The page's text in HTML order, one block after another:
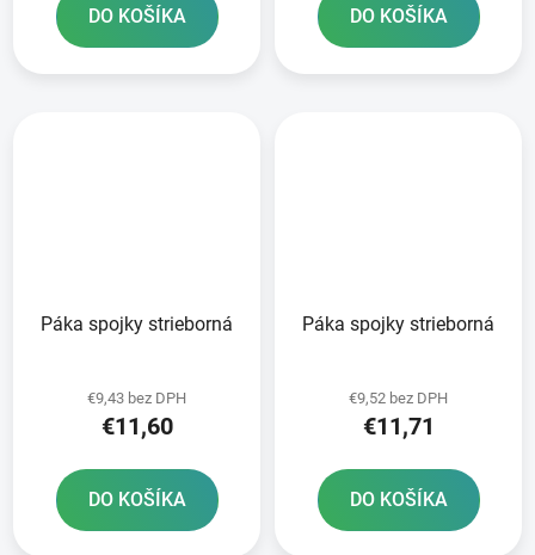
DO KOŠÍKA DO KOŠÍKA
Páka spojky strieborná
€9,43 bez DPH
€11,60
DO KOŠÍKA
Páka spojky strieborná
€9,52 bez DPH
€11,71
DO KOŠÍKA